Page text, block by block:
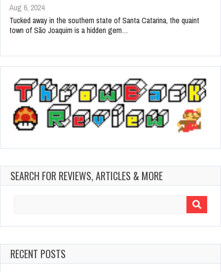
Aug 6, 2024
Tucked away in the southern state of Santa Catarina, the quaint
town of São Joaquim is a hidden gem…
SEARCH FOR REVIEWS, ARTICLES & MORE
RECENT POSTS